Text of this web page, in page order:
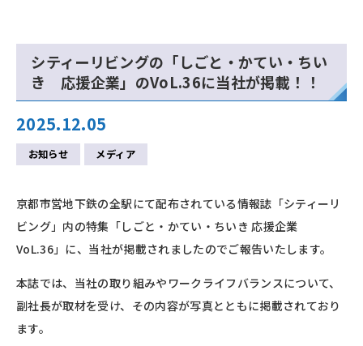
シティーリビングの「しごと・かてい・ちい
き 応援企業」のVoL.36に当社が掲載！！
2025.12.05
お知らせ メディア
京都市営地下鉄の全駅にて配布されている情報誌「シティーリ
ビング」内の特集「しごと・かてい・ちいき 応援企業
VoL.36」に、当社が掲載されましたのでご報告いたします。
本誌では、当社の取り組みやワークライフバランスについて、
副社長が取材を受け、その内容が写真とともに掲載されており
ます。